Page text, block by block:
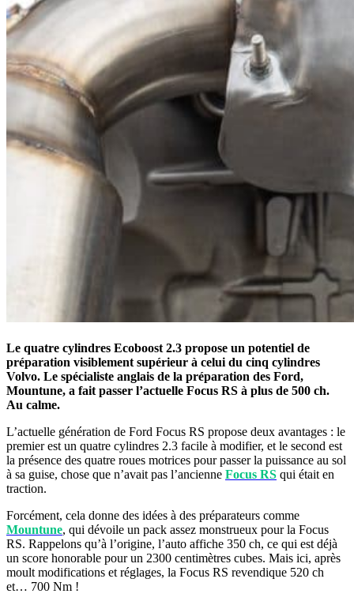
Le quatre cylindres Ecoboost 2.3 propose un potentiel de
préparation visiblement supérieur à celui du cinq cylindres
Volvo. Le spécialiste anglais de la préparation des Ford,
Mountune, a fait passer l’actuelle Focus RS à plus de 500 ch.
Au calme.
L’actuelle génération de Ford Focus RS propose deux avantages : le
premier est un quatre cylindres 2.3 facile à modifier, et le second est
la présence des quatre roues motrices pour passer la puissance au sol
à sa guise, chose que n’avait pas l’ancienne Focus RS qui était en
traction.
Forcément, cela donne des idées à des préparateurs comme
Mountune, qui dévoile un pack assez monstrueux pour la Focus
RS. Rappelons qu’à l’origine, l’auto affiche 350 ch, ce qui est déjà
un score honorable pour un 2300 centimètres cubes. Mais ici, après
moult modifications et réglages, la Focus RS revendique 520 ch
et… 700 Nm !